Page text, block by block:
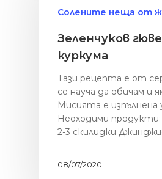
Солените неща от
Зеленчуков
куркума
Тази рецепта е от
се науча да обичам и
Мисията е изпълнена
Неоходими продукти:
2-3 скилидки
08/07/2020